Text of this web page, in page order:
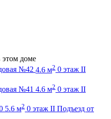
доме
№42 4.6 м2 0 этаж II
№41 4.6 м2 0 этаж II
5.6 м2 0 этаж II Подъезд от